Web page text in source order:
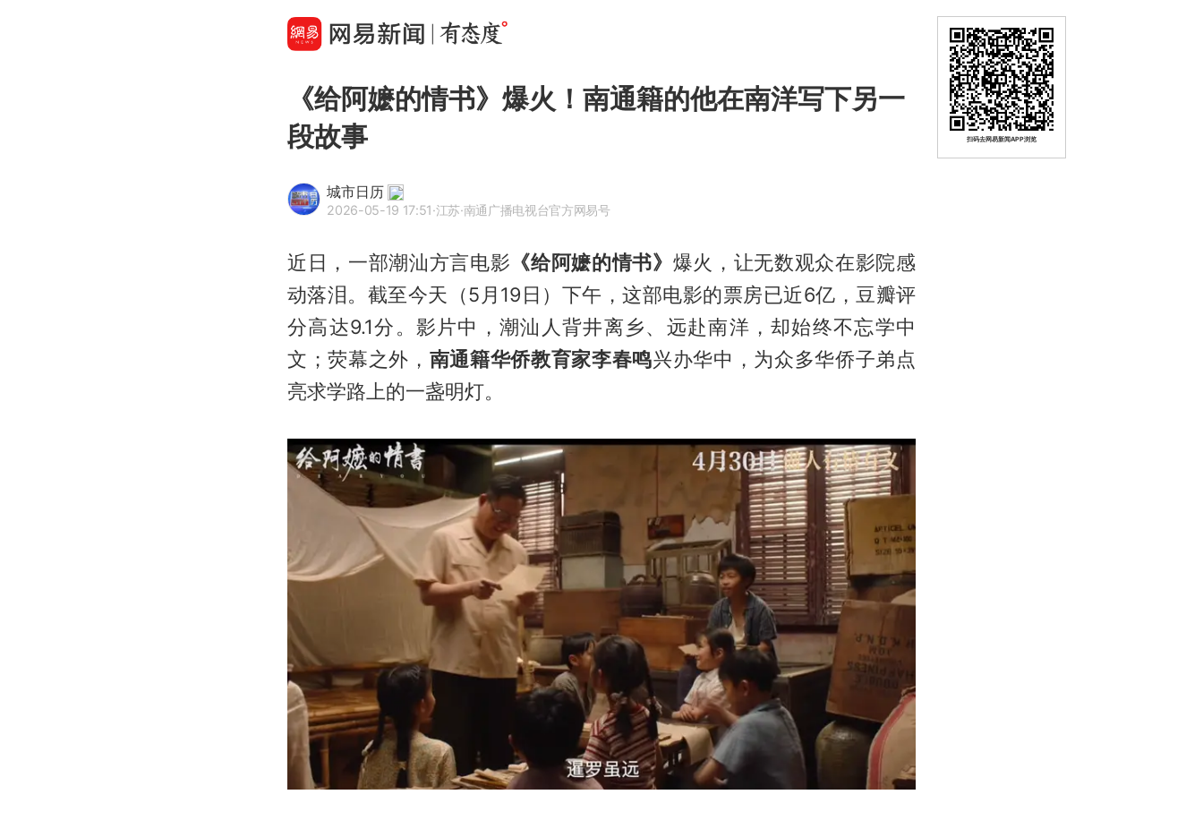
《给阿嬷的情书》爆火！南通籍的他在南洋写下另一
段故事
城市日历
2026-05-19 17:51·江苏·南通广播电视台官方网易号
近日，一部潮汕方言电影 《给阿嬷的情书》 爆火，让无数观众在影院感
动落泪。截至今天（5月19日）下午，这部电影的票房已近6亿，豆瓣评
分高达9.1分。影片中，潮汕人背井离乡、远赴南洋，却始终不忘学中
文；荧幕之外， 南通籍华侨教育家李春鸣兴办华中，为众多华侨子弟点
亮求学路上的一盏明灯。
扫码去网易新闻APP浏览